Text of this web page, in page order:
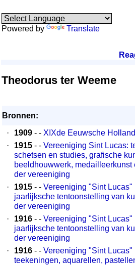
Powered by Translate
Theodorus ter Weeme
Bronnen:
·
1909 - - XIXde Eeuwsche
·
1915 - - Vereeniging Sint Lucas:
schetsen en studies, grafische
beeldhouwwerk,
der vereeniging
·
1915 - - Vereeniging "Sint Lucas"
jaarlijksche tentoonstelling van
der vereeniging
·
1916 - - Vereeniging "Sint Lucas"
jaarlijksche tentoonstelling van
der vereeniging
·
1916 - - Vereeniging "Sint Lucas"
teekeningen, aquarellen,